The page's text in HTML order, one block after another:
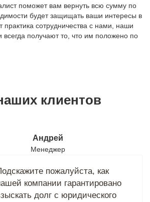
поможет вам вернуть всю сумму по
будет защищать ваши интересы в
практика сотрудничества с нами, наши
всегда получают то, что им положено по
клиентов
Андрей
Менеджер
пожалуйста, как
компании гарантировано
долг с юридического